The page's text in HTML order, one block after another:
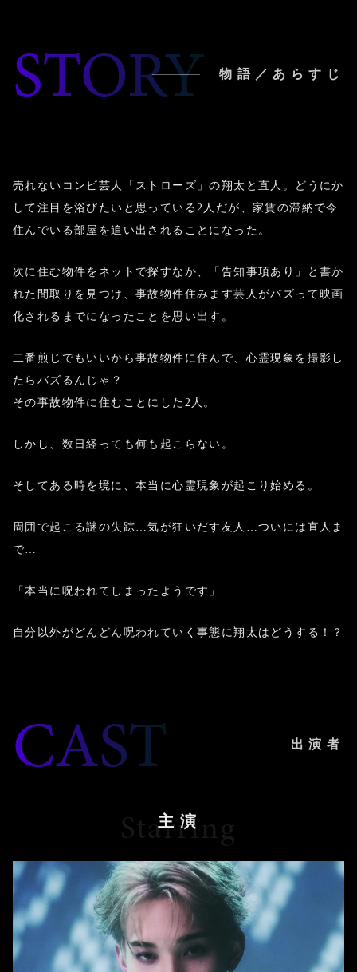
STORY 物語／あらすじ
売れないコンビ芸人「ストローズ」の翔太と直人。
どうにか
して注目を浴びたいと思っている2人だが、 家賃の滞納で今
住んでいる部屋を追い出されることになった。
次に住む物件をネットで探すなか、
「告知事項あり」と書か
れた間取りを見つけ、 事故物件住みます芸人がバズって映画
化されるまでになったことを思い出す。
二番煎じでもいいから事故物件に住んで、 心霊現象を撮影し
たらバズるんじゃ？
その事故物件に住むことにした2人。
しかし、数日経っても何も起こらない。
そしてある時を境に、本当に心霊現象が起こり始める。
周囲で起こる謎の失踪…気が狂いだす友人…ついには直人ま
で…
「本当に呪われてしまったようです」
自分以外がどんどん呪われていく 事態に翔太はどうする！？
CAST 出演者
主演
Starring